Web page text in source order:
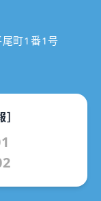
町1番1号